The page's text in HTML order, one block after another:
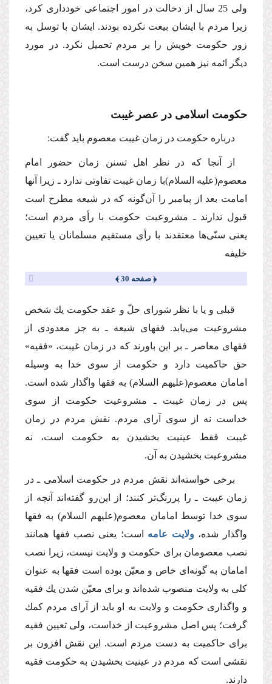
ولى 25 سال از دخالت در امور اجتماعى خوددارى كرد،
زیرا مردم با ایشان بیعت نكرده بودند. ایشان با توسل به
زور حكومت خویش را بر مردم تحمیل نكرد. در مورد
دیگر ائمه نیز همین سخن درست است.
حكومت اسلامى در عصر غیبت
درباره حكومت در زمان غیبت معصوم باید گفت:
از آنجا كه در نظر اهل تسنن زمان حضور امام
معصوم(علیه السلام)با زمان غیبت تفاوتى ندارد ـ زیرا آنها
امامت بعد از پیامبر را آن‌گونه كه در شیعه مطرح است
قبول ندارند ـ مشروعیت حكومت با رأى مردم است؛
یعنى سنّى‌ها معتقدند با رأى مستقیم مسلمانان یا تعیین
خلیفه
﴿ صفحه 30 ﴾
قبلى و یا با نظر شوراى حلّ و عقد حكومت یك شخص
مشروعیت مى‌یابد. فقهاى شیعه ـ به جز معدودى از
فقهاى معاصر ـ بر این باورند كه در زمان غیبت، «فقیه»
حق حاكمیت دارد و حكومت از سوى خدا به وسیله
امامان معصوم(علیهم السلام) به فقها واگذار شده است.
پس در زمان غیبت ـ مشروعیت حكومت از سوى
خداست نه از سوى آراى مردم. نقش مردم در زمان
غیبت فقط عینیت بخشیدن به حكومت است، نه
مشروعیت بخشیدن به آن.
برخى خواسته‌اند نقش مردم در حكومت اسلامى ـ در
زمان غیبت ـ را پررنگ‌تر كنند؛ از این‌رو گفته‌اند آنچه از
سوى خدا توسط امامان معصوم(علیهم السلام) به فقها
واگذار شده،ولایت عامه
است؛ یعنى نصب فقها همانند
نصب معصومان براى حكومت و ولایت نیست، زیرا نصب
امامان به گونه‌اى خاص و معیّن بوده است فقها به عنوان
كلى به ولایت منصوب شده‌اند و براى معیّن شدن یك فقیه
و واگذارى حكومت و ولایت به او باید از آراى مردم كمك
گرفت؛ پس اصل مشروعیت از خداست، ولى تعیین فقیه
براى حاكمیت به دست مردم است. این نقش افزون بر
نقشى است كه مردم در عینیت بخشیدن به حكومت فقیه
دارند.